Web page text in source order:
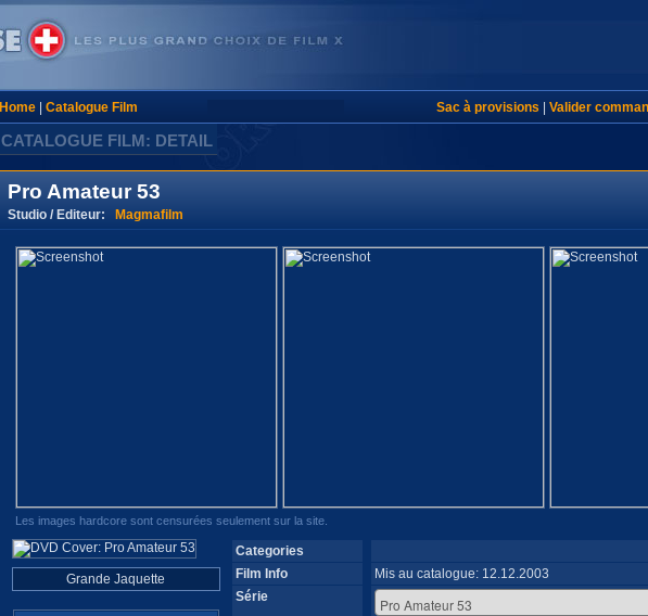
Home| Catalogue Film Sac à provisions Valider
CATALOGUE FILM: DETAIL
Pro Amateur 53
Studio / Editeur: Magmafilm
Les images hardcore sont censurées seulement sur la site.
Grande Jaquette
Categories
Film Info
Mis au catalogue: 12.12.2003
Série